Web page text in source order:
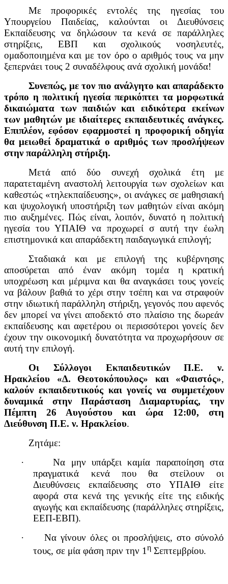
Με προφορικές εντολές της ηγεσίας του
Υπουργείου Παιδείας, καλούνται οι Διευθύνσεις
Εκπαίδευσης να δηλώσουν τα κενά σε παράλληλες
στηρίξεις, ΕΒΠ και σχολικούς νοσηλευτές,
ομαδοποιημένα και με τον όρο ο αριθμός τους να μην
ξεπερνάει τους 2 συναδέλφους ανά σχολική μονάδα!
Συνεπώς, με τον πιο ανάλγητο και απαράδεκτο
τρόπο η πολιτική ηγεσία περικόπτει τα μορφωτικά
δικαιώματα των παιδιών και ειδικότερα εκείνων
των μαθητών με ιδιαίτερες εκπαιδευτικές ανάγκες.
Επιπλέον, εφόσον εφαρμοστεί η προφορική οδηγία
θα μειωθεί δραματικά ο αριθμός των προσλήψεων
στην παράλληλη στήριξη.
Μετά από δύο συνεχή σχολικά έτη με
παρατεταμένη αναστολή λειτουργία των σχολείων και
καθεστώς «τηλεκπαίδευσης», οι ανάγκες σε μαθησιακή
και ψυχολογική υποστήριξη των μαθητών είναι ακόμη
πιο αυξημένες. Πώς είναι, λοιπόν, δυνατό η πολιτική
ηγεσία του ΥΠΑΙΘ να προχωρεί σ αυτή την έωλη
επιστημονικά και απαράδεκτη παιδαγωγικά επιλογή;
Σταδιακά και με επιλογή της κυβέρνησης
αποσύρεται από έναν ακόμη τομέα η κρατική
υποχρέωση και μέριμνα και θα αναγκάσει τους γονείς
να βάλουν βαθιά το χέρι στην τσέπη και να στραφούν
στην ιδιωτική παράλληλη στήριξη, γεγονός που αφενός
δεν μπορεί να γίνει αποδεκτό στο πλαίσιο της δωρεάν
εκπαίδευσης και αφετέρου οι περισσότεροι γονείς δεν
έχουν την οικονομική δυνατότητα να προχωρήσουν σε
αυτή την επιλογή.
Οι
Σύλλογοι Εκπαιδευτικών Π.Ε. ν.
Ηρακλείου «Δ. Θεοτοκόπουλος» και «Φαιστός»,
καλούν εκπαιδευτικούς και γονείς να συμμετέχουν
δυναμικά στην
Παράσταση Διαμαρτυρίας, την
Πέμπτη 26 Αυγούστου και ώρα 12:00, στη
Διεύθυνση Π.Ε. ν. Ηρακλείου.
Ζητάμε:
·
Να μην υπάρξει καμία παραποίηση στα
πραγματικά κενά που θα στείλουν οι
Διευθύνσεις εκπαίδευσης στο ΥΠΑΙΘ είτε
αφορά στα κενά της γενικής είτε της ειδικής
αγωγής και εκπαίδευσης (παράλληλες στηρίξεις,
ΕΕΠ-ΕΒΠ).
·
Να γίνουν όλες οι προσλήψεις, στο σύνολό
τους, σε μία φάση πριν την 1 η Σεπτεμβρίου.